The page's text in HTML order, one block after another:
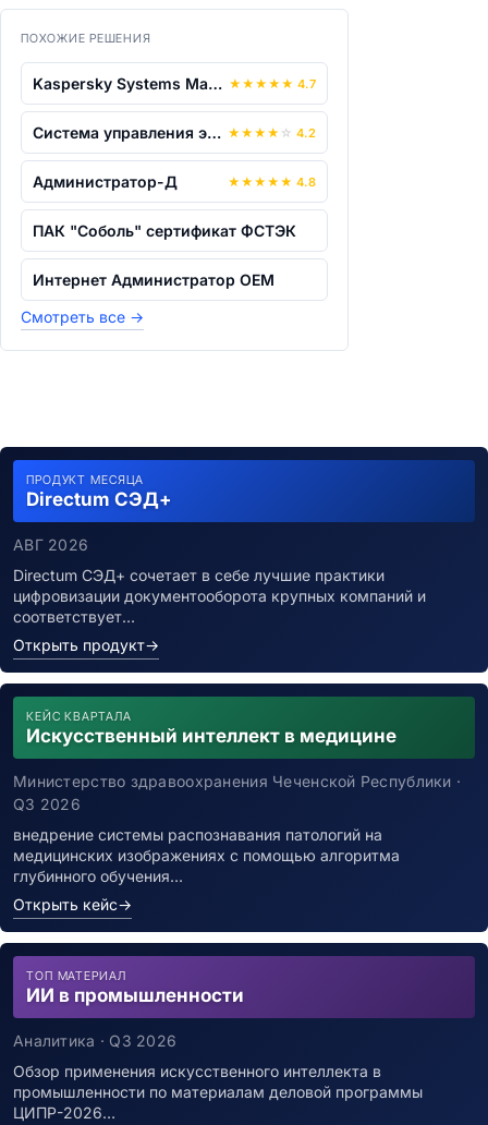
ПОХОЖИЕ РЕШЕНИЯ
Kaspersky Systems Management ★ ★ ★ ★ ★ 4.7
Система управления электронной очередь... ★ ★ ★ ★ ☆ 4.2
Администратор-Д ★ ★ ★ ★ ★ 4.8
ПАК "Соболь" сертификат ФСТЭК
Интернет Администратор OEM
Смотреть все →
ПРОДУКТ МЕСЯЦА
Directum СЭД+
АВГ 2026
Directum СЭД+ сочетает в себе лучшие практики
цифровизации документооборота крупных компаний и
соответствует…
Открыть продукт→
КЕЙС КВАРТАЛА
Искусственный интеллект в медицине
Министерство здравоохранения Чеченской Республики ·
Q3 2026
внедрение системы распознавания патологий на
медицинских изображениях с помощью алгоритма
глубинного обучения…
Открыть кейс→
ТОП МАТЕРИАЛ
ИИ в промышленности
Аналитика · Q3 2026
Обзор применения искусственного интеллекта в
промышленности по материалам деловой программы
ЦИПР-2026…